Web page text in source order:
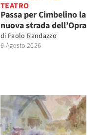
TEATRO
Passa per Cimbelino la
nuova strada dell’Opra
di Paolo Randazzo
6 Agosto 2026